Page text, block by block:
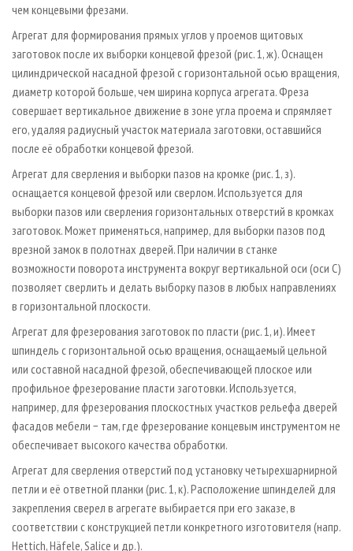
чем концевыми фрезами.
Агрегат для формирования прямых углов у проемов щитовых
заготовок после их выборки концевой фрезой (рис. 1, ж). Оснащен
цилиндрической насадной фрезой с горизонтальной осью вращения,
диаметр которой больше, чем ширина корпуса агрегата. Фреза
совершает вертикальное движение в зоне угла проема и спрямляет
его, удаляя радиусный участок материала заготовки, оставшийся
после её обработки концевой фрезой.
Агрегат для сверления и выборки пазов на кромке (рис. 1, з).
оснащается концевой фрезой или сверлом. Используется для
выборки пазов или сверления горизонтальных отверстий в кромках
заготовок. Может применяться, например, для выборки пазов под
врезной замок в полотнах дверей. При наличии в станке
возможности поворота инструмента вокруг вертикальной оси (оси С)
позволяет сверлить и делать выборку пазов в любых направлениях
в горизонтальной плоскости.
Агрегат для фрезерования заготовок по пласти (рис. 1, и). Имеет
шпиндель с горизонтальной осью вращения, оснащаемый цельной
или составной насадной фрезой, обеспечивающей плоское или
профильное фрезерование пласти заготовки. Используется,
например, для фрезерования плоскостных участков рельефа дверей
фасадов мебели − там, где фрезерование концевым инструментом не
обеспечивает высокого качества обработки.
Агрегат для сверления отверстий под установку четырехшарнирной
петли и её ответной планки (рис. 1, к). Расположение шпинделей для
закрепления сверел в агрегате выбирается при его заказе, в
соответствии с конструкцией петли конкретного изготовителя (напр.
Hettich, Häfele, Salice и др.).